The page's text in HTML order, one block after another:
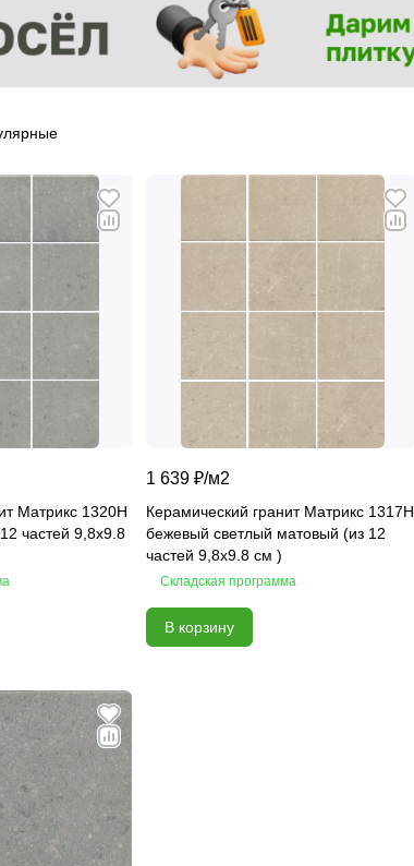
Матрикс 1320H
частей 9,8х9.8
1 639 ₽/м2
Керамический гранит Матрикс 1317H
бежевый светлый матовый (из 12
частей 9,8х9.8 см )
Складская программа
В корзину